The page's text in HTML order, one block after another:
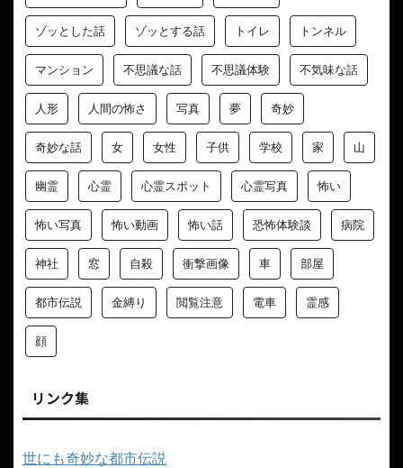
ゾッとした話 ゾッとする話 トイレ トンネル
マンション 不思議な話 不思議体験 不気味な話
人形 人間の怖さ 写真 夢 奇妙
奇妙な話 女 女性 子供 学校 家 山
幽霊 心霊 心霊スポット 心霊写真 怖い
怖い写真 怖い動画 怖い話 恐怖体験談 病院
神社 窓 自殺 衝撃画像 車 部屋
都市伝説 金縛り 閲覧注意 電車 霊感
顔
リンク集
世にも奇妙な都市伝説